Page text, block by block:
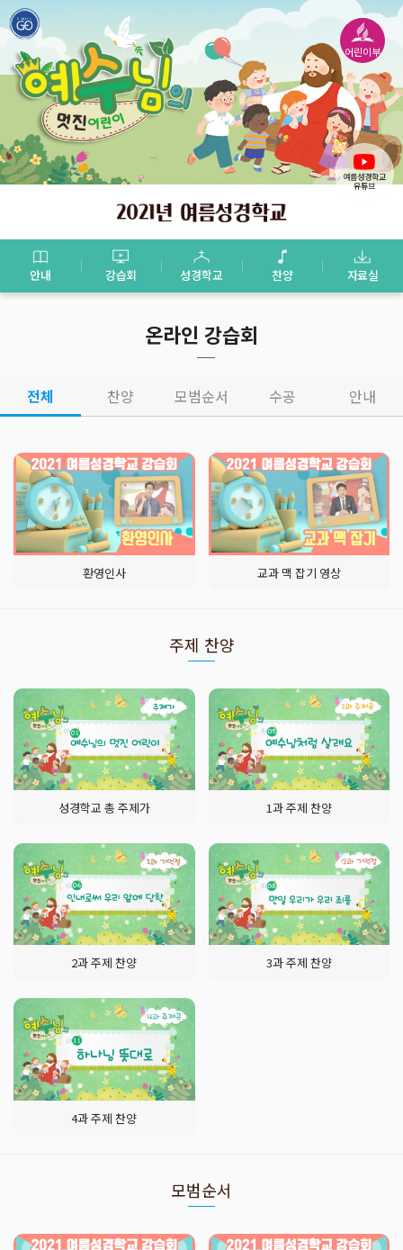
여름성경학교
유튜브
안내 강습회 성경학교 찬양 자료실
온라인 강습회
전체 찬양 모범순서 수공 안내
환영인사 교과 맥 잡기 영상
주제 찬양
성경학교 총 주제가 1과 주제 찬양
2과 주제 찬양 3과 주제 찬양
4과 주제 찬양
모범순서
어린이부